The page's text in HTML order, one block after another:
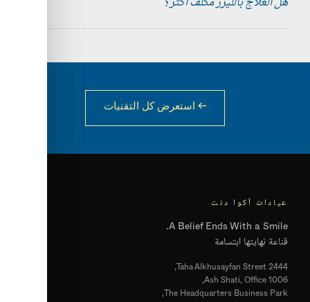
← استعرض كل التقنيات
عيادات أكوا دنت
A Belief Ends With a Smile.
قناعة نهايتها ابتسامة
2444 Taha Alkhusayfan Street,
Ash Shati, Office 1006,
The Headquarters Business Park,